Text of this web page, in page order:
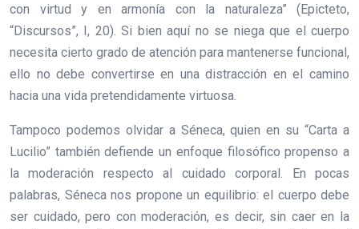
con virtud y en armonía con la naturaleza” (Epicteto,
“Discursos”, I, 20). Si bien aquí no se niega que el cuerpo
necesita cierto grado de atención para mantenerse funcional,
ello no debe convertirse en una distracción en el camino
hacia una vida pretendidamente virtuosa.
Tampoco podemos olvidar a Séneca, quien en su “Carta a
Lucilio” también defiende un enfoque filosófico propenso a
la moderación respecto al cuidado corporal. En pocas
palabras, Séneca nos propone un equilibrio: el cuerpo debe
ser cuidado, pero con moderación, es decir, sin caer en la